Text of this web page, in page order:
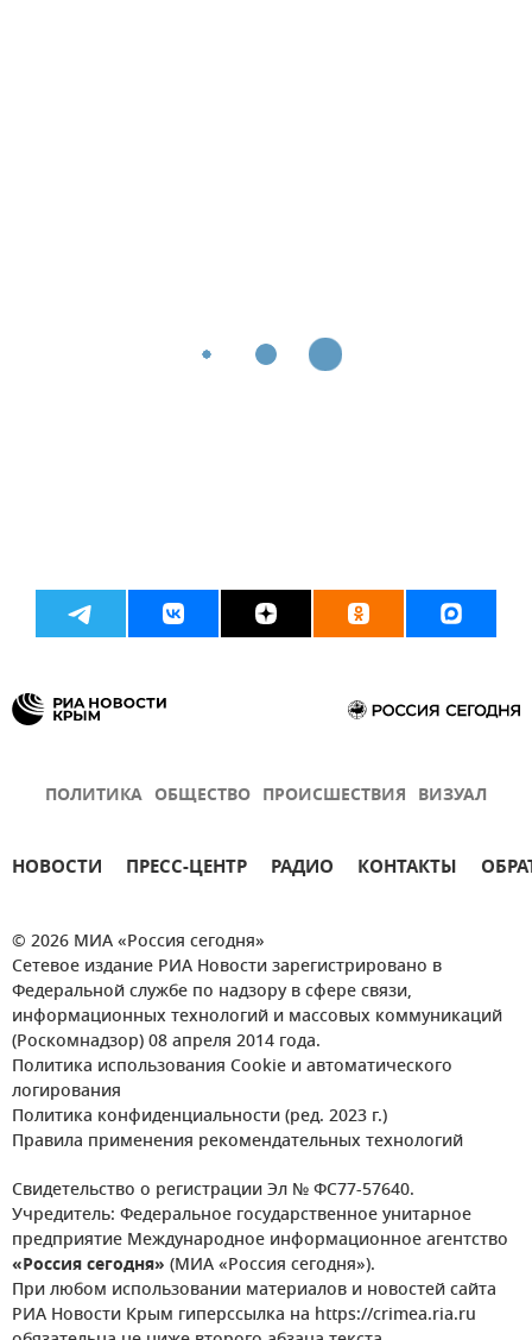
ПОЛИТИКА ОБЩЕСТВО ПРОИСШЕСТВИЯ ВИЗУАЛ
НОВОСТИ ПРЕСС-ЦЕНТР РАДИО КОНТАКТЫ
© 2026 МИА «Россия сегодня»
Сетевое издание РИА Новости зарегистрировано в
Федеральной службе по надзору в сфере связи,
информационных технологий и массовых коммуникаций
(Роскомнадзор) 08 апреля 2014 года.
Политика использования Cookie и автоматического
логирования
Политика конфиденциальности (ред. 2023 г.)
Правила применения рекомендательных технологий
Свидетельство о регистрации Эл № ФС77-57640.
Учредитель: Федеральное государственное унитарное
предприятие Международное информационное агентство
«Россия сегодня» (МИА «Россия сегодня»).
При любом использовании материалов и новостей сайта
РИА Новости Крым гиперссылка на https://crimea.ria.ru